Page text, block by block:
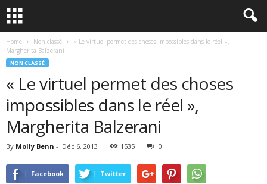
Home Non classé
« Le virtuel permet des choses impossibles dans le réel »,
Margherita Balzerani
NON CLASSÉ
« Le virtuel permet des choses
impossibles dans le réel »,
Margherita Balzerani
By Molly Benn - Déc 6, 2013 1535 0
Facebook Twitter